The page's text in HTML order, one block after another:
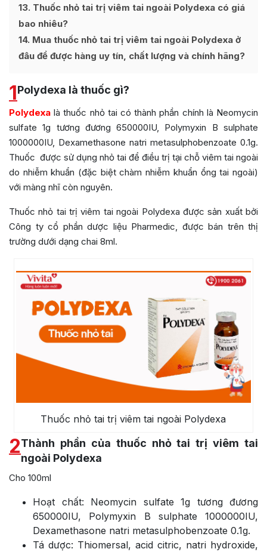
13 Thuốc nhỏ tai trị viêm tai ngoài Polydexa có giá
bao nhiêu?
14 Mua thuốc nhỏ tai trị viêm tai ngoài Polydexa ở
đâu để được hàng uy tín, chất lượng và chính hãng?
1Polydexa là thuốc gì?
Polydexa là thuốc nhỏ tai có thành phần chính là Neomycin
sulfate 1g tương đương 650000IU, Polymyxin B sulphate
1000000IU, Dexamethasone natri metasulphobenzoate 0.1g.
Thuốc được sử dụng nhỏ tai để điều trị tại chỗ viêm tai ngoài
do nhiễm khuẩn (đặc biệt chàm nhiễm khuẩn ổng tai ngoài)
với màng nhĩ còn nguyên.
Thuốc nhỏ tai trị viêm tai ngoài Polydexa được sản xuất bởi
Công ty cổ phần dược liệu Pharmedic, được bán trên thị
trường dưới dạng chai 8ml.
Thuốc nhỏ tai trị viêm tai ngoài Polydexa
2Thành phần của thuốc nhỏ tai trị viêm tai
ngoài Polydexa
Cho 100ml
Hoạt chất: Neomycin sulfate 1g tương đương
650000IU, Polymyxin B sulphate 1000000IU,
Dexamethasone natri metasulphobenzoate 0.1g.
Tá dược: Thiomersal, acid citric, natri hydroxide,